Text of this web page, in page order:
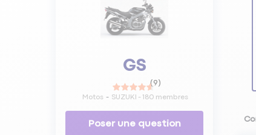
GS
(9)
Motos SUZUKI - 180membres
Poser une question